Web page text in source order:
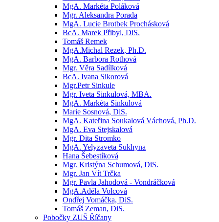
MgA. Markéta Poláková
Mgr. Aleksandra Porada
MgA. Lucie Brotbek Prochásková
BcA. Marek Přibyl, DiS.
Tomáš Remek
MgA.Michal Rezek, Ph.D.
MgA. Barbora Rothová
Mgr. Věra Sadílková
BcA. Ivana Sikorová
Mgr.Petr Sinkule
Mgr. Iveta Sinkulová, MBA.
MgA. Markéta Sinkulová
Marie Sosnová, DiS.
MgA. Kateřina Soukalová Váchová, Ph.D.
MgA. Eva Stejskalová
Mgr. Dita Stromko
MgA. Yelyzaveta Sukhyna
Hana Šebestíková
Mgr. Kristýna Schumová, DiS.
Mgr. Jan Vít Trčka
Mgr. Pavla Jahodová - Vondráčková
MgA.Adéla Volcová
Ondřej Vomáčka, DiS.
Tomáš Zeman, DiS.
Pobočky ZUŠ Říčany